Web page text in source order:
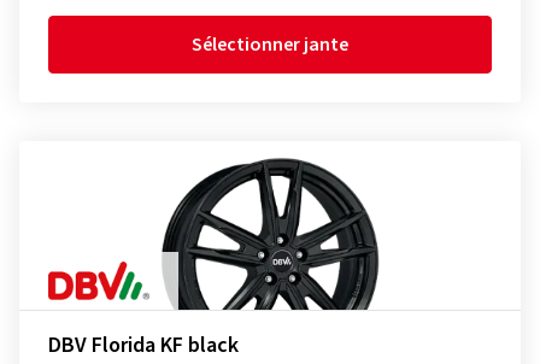
Sélectionner jante
DBV Florida KF black